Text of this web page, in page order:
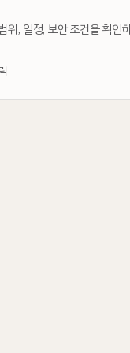
위, 일정, 보안 조건을 확인